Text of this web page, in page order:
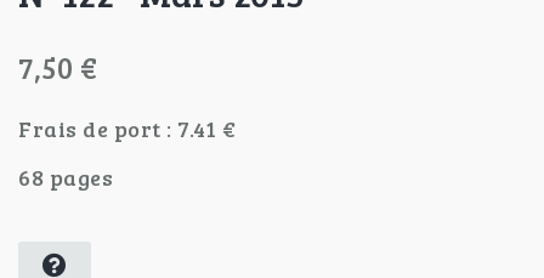
7,50 €
Frais de port : 7.41 €
68 pages